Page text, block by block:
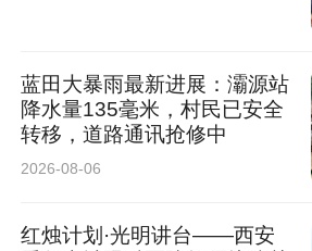
蓝田大暴雨最新进展：灞源站
降水量135毫米，村民已安全
转移，道路通讯抢修中
2026-08-06
红烛计划·光明讲台——西安